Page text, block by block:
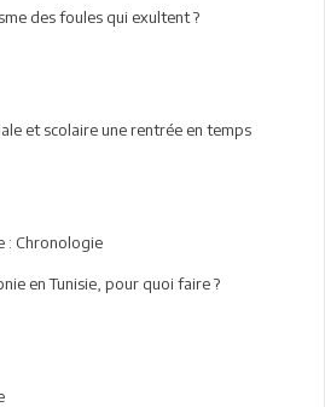
des foules qui exultent ?
et scolaire une rentrée en temps
: Chronologie
en Tunisie, pour quoi faire ?